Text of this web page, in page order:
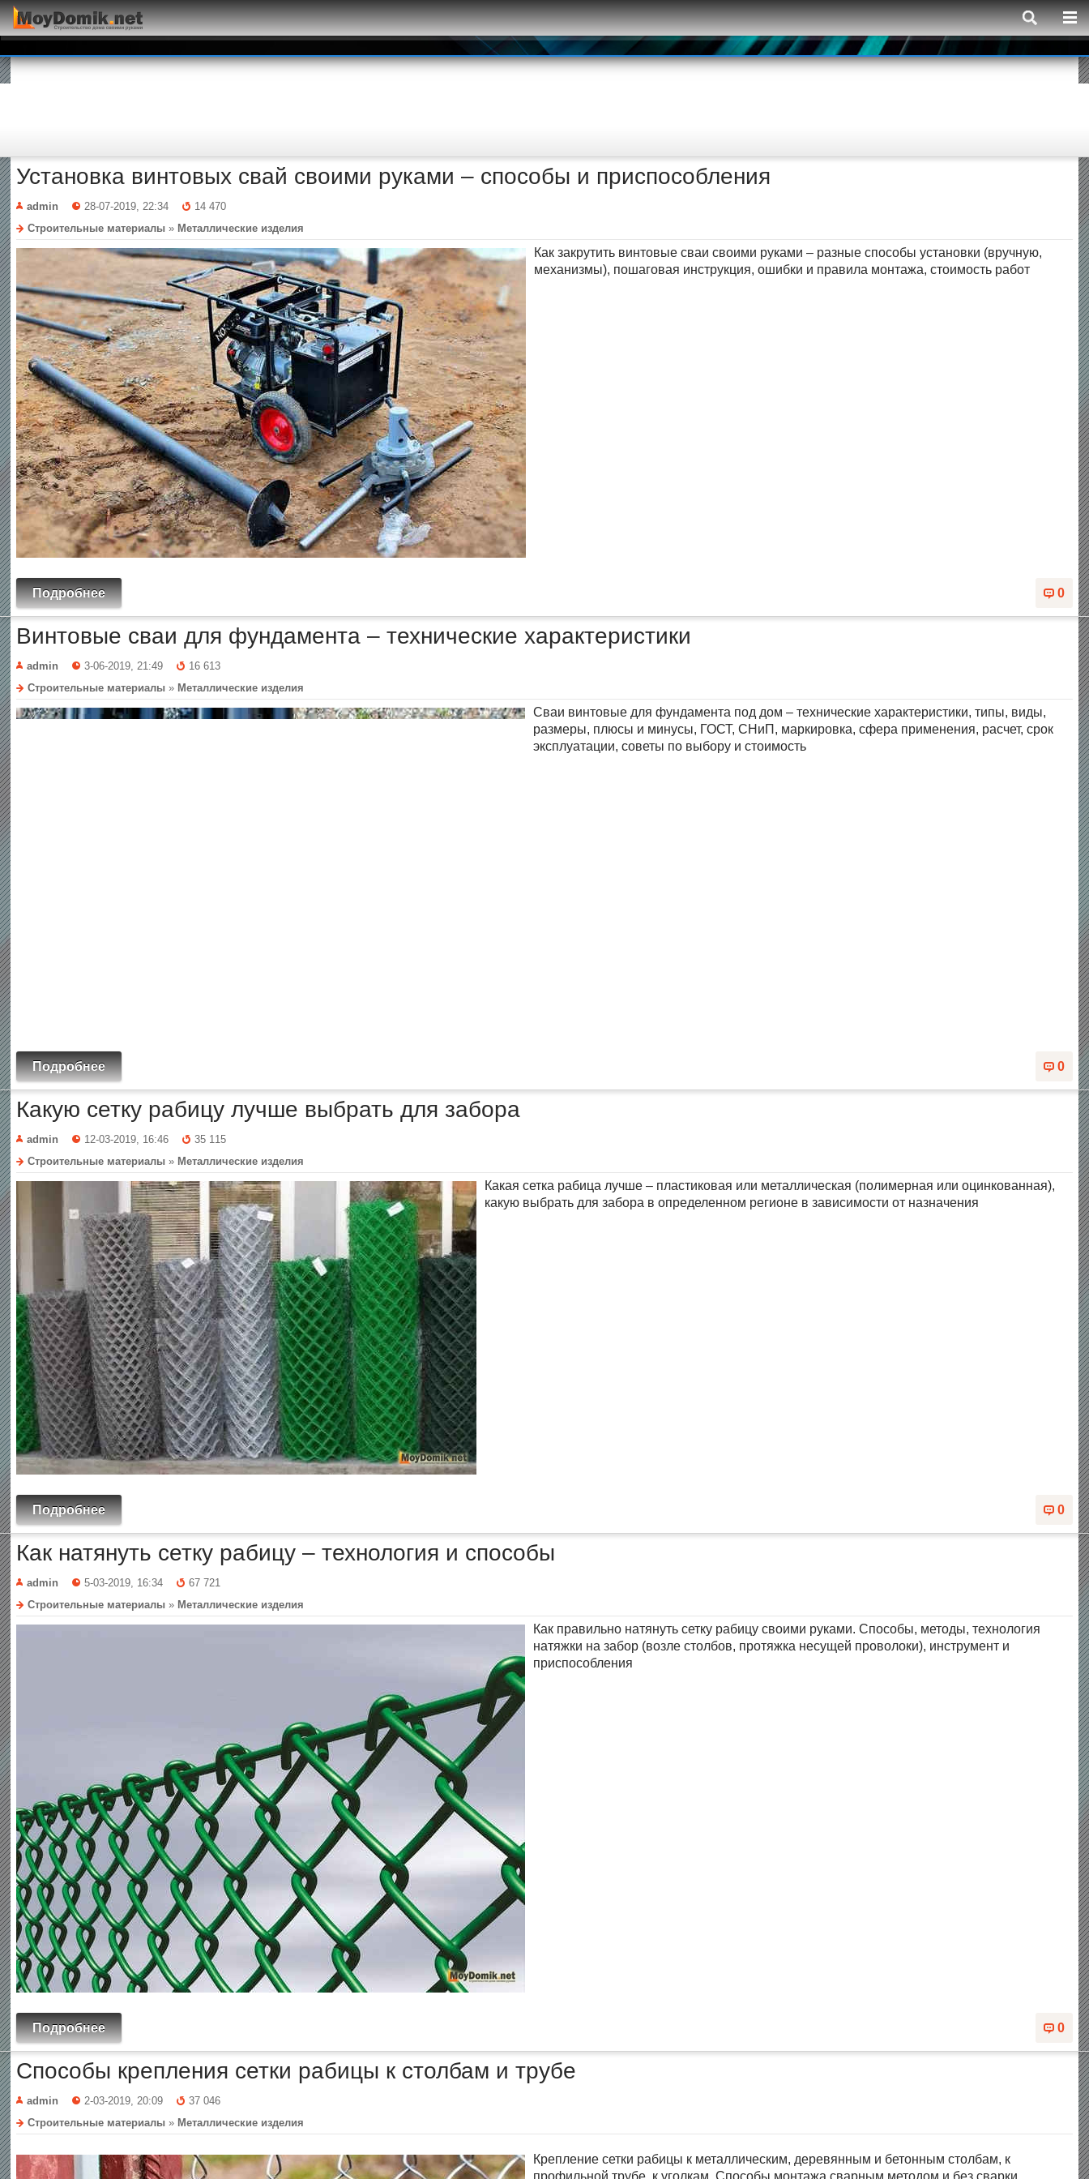
Установка винтовых свай своими руками – способы и приспособления
admin 28-07-2019, 22:34
14 470
Строительные материалы » Металлические изделия
Как закрутить винтовые сваи своими руками – разные способы установки (вручную,
механизмы), пошаговая инструкция, ошибки и правила монтажа, стоимость работ
0
Подробнее
Винтовые сваи для фундамента – технические характеристики
admin 3-06-2019, 21:49
16 613
Строительные материалы » Металлические изделия
Сваи винтовые для фундамента под дом – технические характеристики, типы, виды,
размеры, плюсы и минусы, ГОСТ, СНиП, маркировка, сфера применения, расчет, срок
эксплуатации, советы по выбору и стоимость
0
Подробнее
Какую сетку рабицу лучше выбрать для забора
admin 12-03-2019, 16:46
35 115
Строительные материалы » Металлические изделия
Какая сетка рабица лучше – пластиковая или металлическая (полимерная или оцинкованная),
какую выбрать для забора в определенном регионе в зависимости от назначения
0
Подробнее
Как натянуть сетку рабицу – технология и способы
admin 5-03-2019, 16:34
67 721
Строительные материалы » Металлические изделия
Как правильно натянуть сетку рабицу своими руками. Способы, методы, технология
натяжки на забор (возле столбов, протяжка несущей проволоки), инструмент и
приспособления
0
Подробнее
Способы крепления сетки рабицы к столбам и трубе
admin 2-03-2019, 20:09
37 046
Строительные материалы » Металлические изделия
Крепление сетки рабицы к металлическим, деревянным и бетонным столбам, к
профильной трубе, к уголкам. Способы монтажа сварным методом и без сварки